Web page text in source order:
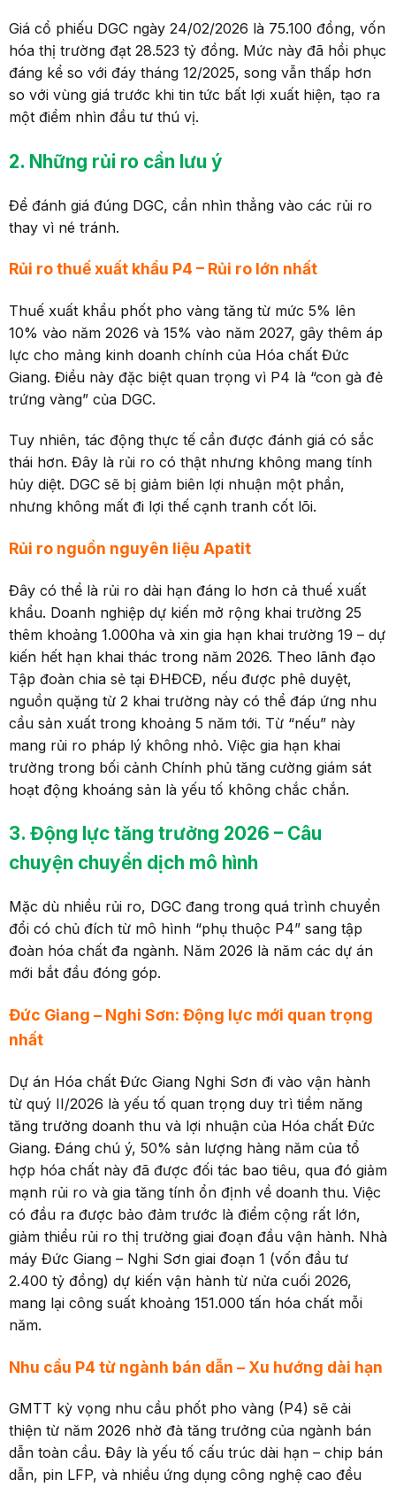
Giá cổ phiếu DGC ngày 24/02/2026 là 75.100 đồng, vốn
hóa thị trường đạt 28.523 tỷ đồng. Mức này đã hồi phục
đáng kể so với đáy tháng 12/2025, song vẫn thấp hơn
so với vùng giá trước khi tin tức bất lợi xuất hiện, tạo ra
một điểm nhìn đầu tư thú vị.
2. Những rủi ro cần lưu ý
Để đánh giá đúng DGC, cần nhìn thẳng vào các rủi ro
thay vì né tránh.
Rủi ro thuế xuất khẩu P4 –Rủi ro lớn nhất
Thuế xuất khẩu phốt pho vàng tăng từ mức 5% lên
10% vào năm 2026 và 15% vào năm 2027, gây thêm áp
lực cho mảng kinh doanh chính của Hóa chất Đức
Giang. Điều này đặc biệt quan trọng vì P4 là “con gà đẻ
trứng vàng” của DGC.
Tuy nhiên, tác động thực tế cần được đánh giá có sắc
thái hơn. Đây là rủi ro có thật nhưng không mang tính
hủy diệt. DGC sẽ bị giảm biên lợi nhuận một phần,
nhưng không mất đi lợi thế cạnh tranh cốt lõi.
Rủi ro nguồn nguyên liệu Apatit
Đây có thể là rủi ro dài hạn đáng lo hơn cả thuế xuất
khẩu. Doanh nghiệp dự kiến mở rộng khai trường 25
thêm khoảng 1.000ha và xin gia hạn khai trường 19 – dự
kiến hết hạn khai thác trong năm 2026. Theo lãnh đạo
Tập đoàn chia sẻ tại ĐHĐCĐ, nếu được phê duyệt,
nguồn quặng từ 2 khai trường này có thể đáp ứng nhu
cầu sản xuất trong khoảng 5 năm tới. Từ “nếu” này
mang rủi ro pháp lý không nhỏ. Việc gia hạn khai
trường trong bối cảnh Chính phủ tăng cường giám sát
hoạt động khoáng sản là yếu tố không chắc chắn.
3. Động lực tăng trưởng 2026 –Câu
chuyện chuyển dịch mô hình
Mặc dù nhiều rủi ro, DGC đang trong quá trình chuyển
đổi có chủ đích từ mô hình “phụ thuộc P4” sang tập
đoàn hóa chất đa ngành. Năm 2026 là năm các dự án
mới bắt đầu đóng góp.
Đức Giang – Nghi Sơn: Động lực mới quan trọng
nhất
Dự án Hóa chất Đức Giang Nghi Sơn đi vào vận hành
từ quý II/2026 là yếu tố quan trọng duy trì tiềm năng
tăng trưởng doanh thu và lợi nhuận của Hóa chất Đức
Giang. Đáng chú ý, 50% sản lượng hàng năm của tổ
hợp hóa chất này đã được đối tác bao tiêu, qua đó giảm
mạnh rủi ro và gia tăng tính ổn định về doanh thu. Việc
có đầu ra được bảo đảm trước là điểm cộng rất lớn,
giảm thiểu rủi ro thị trường giai đoạn đầu vận hành. Nhà
máy Đức Giang – Nghi Sơn giai đoạn 1 (vốn đầu tư
2.400 tỷ đồng) dự kiến vận hành từ nửa cuối 2026,
mang lại công suất khoảng 151.000 tấn hóa chất mỗi
năm.
Nhu cầu P4 từ ngành bán dẫn –Xu hướng dài hạn
GMTT kỳ vọng nhu cầu phốt pho vàng (P4) sẽ cải
thiện từ năm 2026 nhờ đà tăng trưởng của ngành bán
dẫn toàn cầu. Đây là yếu tố cấu trúc dài hạn – chip bán
dẫn, pin LFP, và nhiều ứng dụng công nghệ cao đều